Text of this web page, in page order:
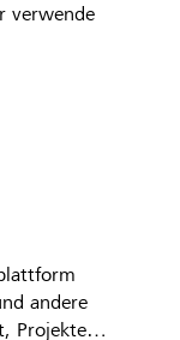
verwende
andere
Projekte